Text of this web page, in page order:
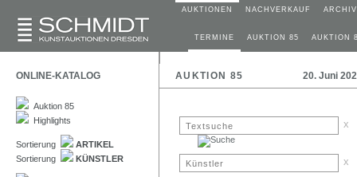
AUKTIONEN NACHVERKAUF ARCHIV
TERMINE AUKTION 85 AUKTION
ONLINE-KATALOG AUKTION 85 20. Juni
Auktion 85
Highlights
Sortierung
ARTIKEL
Sortierung
KÜNSTLER
x
x